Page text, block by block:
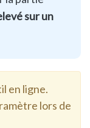
sur un
en ligne.
lors de